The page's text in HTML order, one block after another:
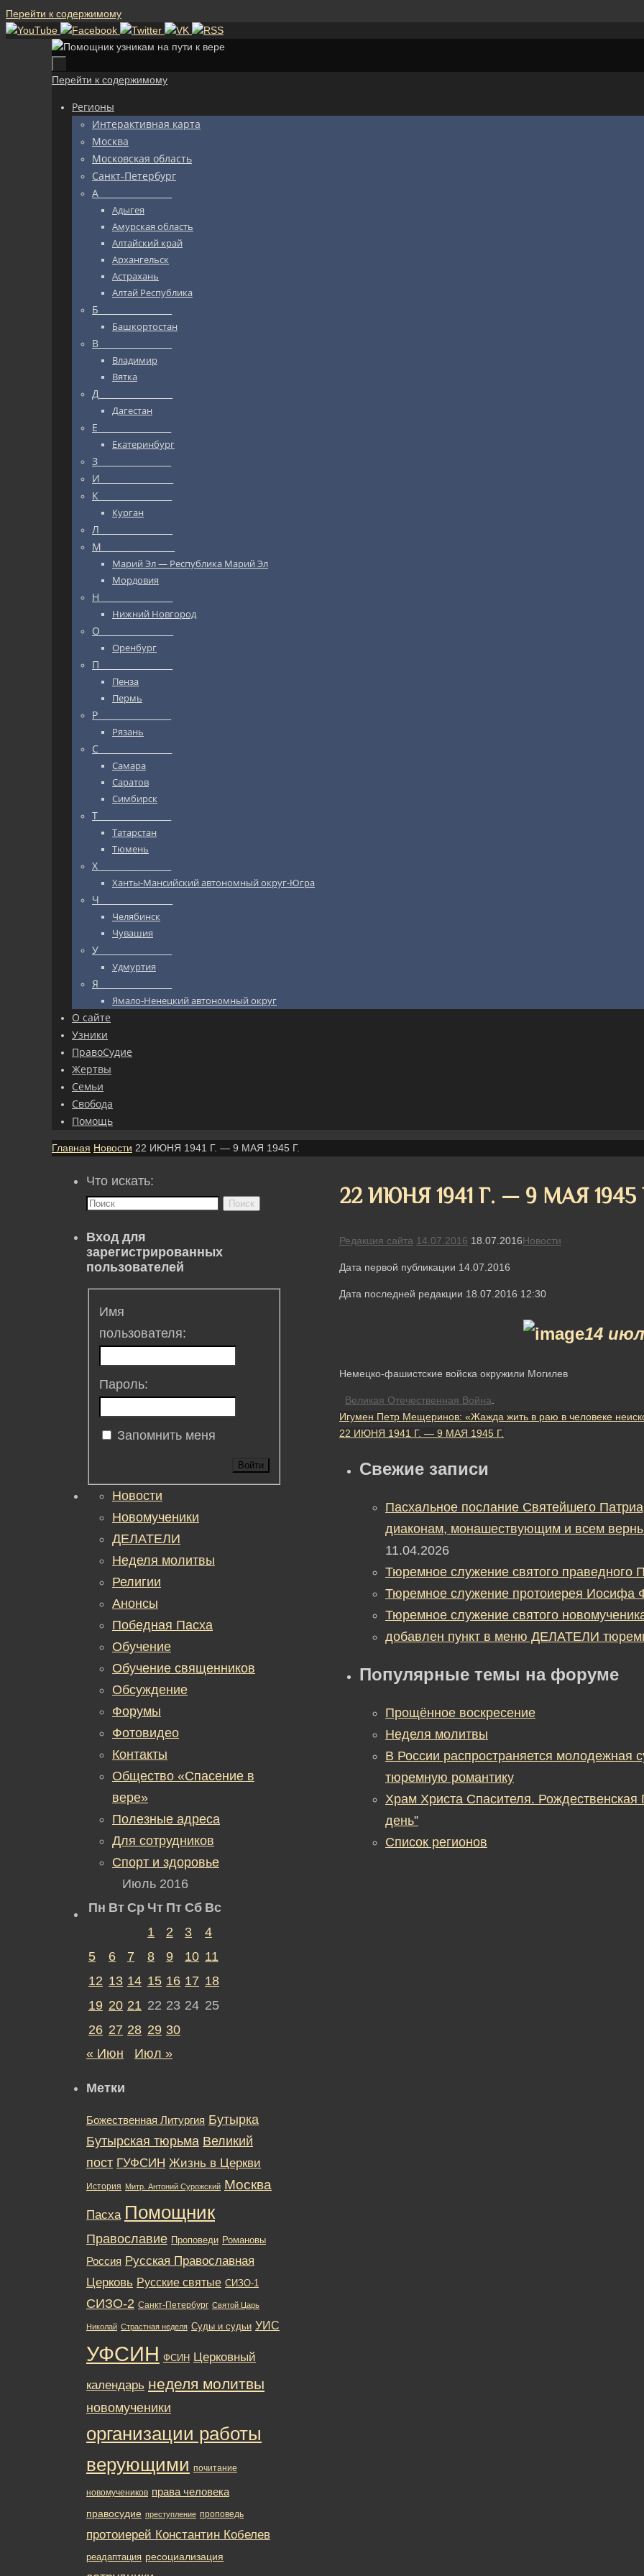
Перейти к содержимому
Перейти к содержимому
Регионы
Интерактивная карта
Москва
Московская область
Санкт-Петербург
А_________________
Адыгея
Амурская область
Алтайский край
Архангельск
Астрахань
Алтай Республика
Б_________________
Башкортостан
В_________________
Владимир
Вятка
Д_________________
Дагестан
Е_________________
Екатеринбург
З_________________
И_________________
К_________________
Курган
Л_________________
М_________________
Марий Эл — Республика Марий Эл
Мордовия
Н_________________
Нижний Новгород
О_________________
Оренбург
П_________________
Пенза
Пермь
Р_________________
Рязань
С_________________
Самара
Саратов
Симбирск
Т_________________
Татарстан
Тюмень
Х_________________
Ханты-Мансийский автономный округ-Югра
Ч_________________
Челябинск
Чувашия
У_________________
Удмуртия
Я_________________
Ямало-Ненецкий автономный округ
О сайте
Узники
ПравоСудие
Жертвы
Семьи
Свобода
Помощь
Главная Новости 22 ИЮНЯ 1941 Г. — 9 МАЯ 1945 Г.
22 ИЮНЯ 1941 Г. — 9 МАЯ 1945
Редакция сайта 14.07.2016 18.07.2016Новости
Дата первой публикации 14.07.2016
Дата последней редакции 18.07.2016 12:30
14
Немецко-фашистские войска окружили Могилев
Великая Отечественная Война
Игумен Петр Мещеринов: «Жажда жить в раю в человеке
22 ИЮНЯ 1941 Г. — 9 МАЯ 1945 Г.
Свежие записи
Пасхальное послание Святейшего
диаконам, монашествующим и всем
11.04.2026
Тюремное служение святого праведного
Тюремное служение протоиерея Иосифа
Тюремное служение святого
добавлен пункт в меню ДЕЛАТЕЛИ
Популярные темы на форуме
Прощённое воскресение
Неделя молитвы
В России распространяется молодежная
тюремную романтику
Храм Христа Спасителя.
день”
Список регионов
Что искать:
Поиск
Вход для
зарегистрированных
пользователей
Имя
пользователя:
Пароль:
Запомнить меня
Войти
Новости
Новомученики
ДЕЛАТЕЛИ
Неделя молитвы
Религии
Анонсы
Победная Пасха
Обучение
Обучение священников
Обсуждение
Форумы
Фотовидео
Контакты
Общество «Спасение в
вере»
Полезные адреса
Для сотрудников
Спорт и здоровье
Июль 2016
Пн Вт Ср Чт Пт Сб Вс
1
2 3
4
5
6 7 8 9 10 11
12 13 14 15 16 17 18
19 20 21 22 23 24 25
26 27 28 29 30
« Июн
Июл »
Метки
Божественная Литургия Бутырка
Бутырская тюрьма Великий
пост ГУФСИН Жизнь в Церкви
История Митр. Антоний Сурожский Москва
Пасха Помощник
Православие Проповеди Романовы
Россия Русская Православная
Церковь Русские святые СИЗО-1
СИЗО-2 Санкт-Петербург Святой Царь
Николай Страстная неделя Суды и судьи УИС
УФСИН ФСИН Церковный
календарь неделя молитвы
новомученики
организации работы
верующими почитание
новомучеников права человека
правосудие преступление проповедь
протоиерей Константин Кобелев
реадаптация ресоциализация